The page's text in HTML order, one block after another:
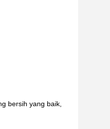
bersih yang baik,